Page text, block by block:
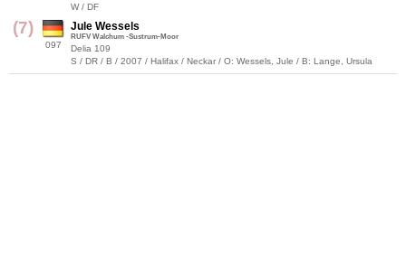
W / DF
(7)
097
Jule Wessels
RUFV Walchum -Sustrum-Moor
Delia 109
S / DR / B / 2007 / Halifax / Neckar / O: Wessels, Jule / B: Lange, Ursula